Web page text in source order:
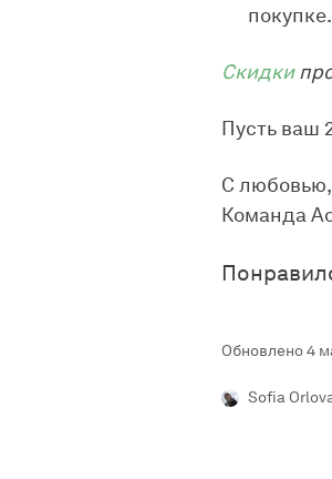
Скидки
Пусть ваш
С любовью,
Команда
Обновлено 4
Sofia